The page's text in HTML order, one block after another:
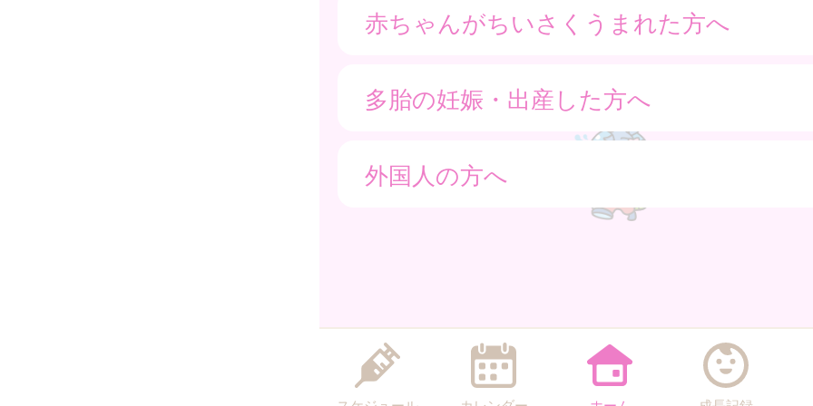
赤ちゃんがちいさくうまれた方へ
多胎の妊娠・出産した方へ
外国人の方へ